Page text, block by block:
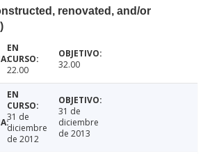
renovated, and/or
22.00 32.00
31 de
diciembre
de 2012
31 de
diciembre
de 2013